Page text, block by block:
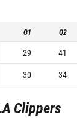
Q1 Q2
29 41
30 34
Clippers